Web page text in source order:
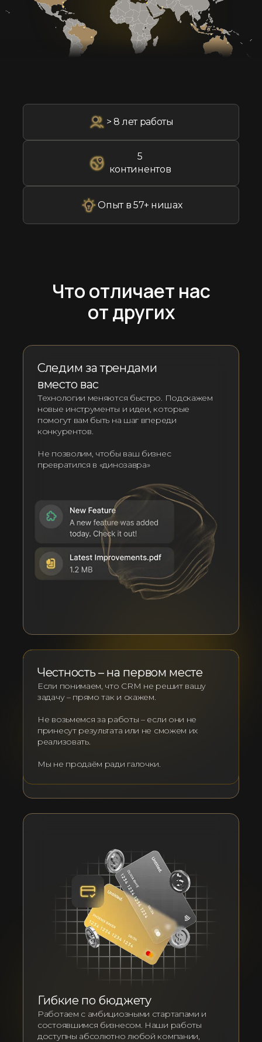
> 8 лет работы
5
континентов
Опыт в 57+ нишах
Что отличает нас
от других
Следим за трендами
вместо вас
Технологии меняются быстро. Подскажем
новые инструменты и идеи, которые
помогут вам быть на шаг впереди
конкурентов.
Не позволим, чтобы ваш бизнес
превратился в «динозавра»
Гибкие по бюджету
Работаем с амбициозными стартапами и
состоявшимся бизнесом. Наши работы
доступны абсолютно любой компании,
Честность – на первом месте
Если понимаем, что CRM не решит вашу
задачу – прямо так и скажем.
Не возьмемся за работы – если они не
принесут результата или не сможем их
реализовать.
Мы не продаём ради галочки.